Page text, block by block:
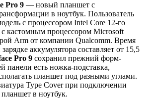
Pro 9 — новый планшет с
в ноутбук. Пользователь
с процессором Intel Core 12-го
кастомным процессором Microsoft
Arm от компании Qualcomm. Время
аккумулятора составляет от 15,5
Pro 9 сохранил прежний форм-
панели есть ножка-подставка,
планшет под разными углами.
Type Cover при подключении
в ноутбук.